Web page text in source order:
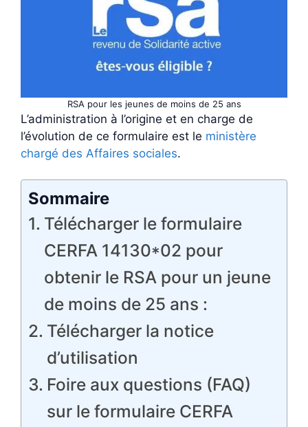
RSA pour les jeunes de moins de 25 ans
L’administration à l’origine et en charge de
l’évolution de ce formulaire est le ministère
chargé des Affaires sociales.
Sommaire
Télécharger le formulaire
CERFA 14130*02 pour
obtenir le RSA pour un jeune
de moins de 25 ans :
Télécharger la notice
d’utilisation
Foire aux questions (FAQ)
sur le formulaire CERFA